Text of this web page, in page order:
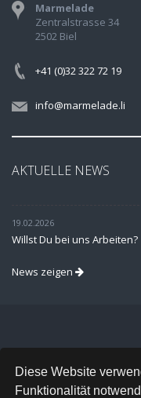
Diese Website
Funktionalität
Marmelade
Zentralstrasse 34
2502 Biel
+41 (0)32 322 72 19
info@marmelade.li
AKTUELLE NEWS
19.02.2026
Willst Du bei uns Arbeiten?
News zeigen